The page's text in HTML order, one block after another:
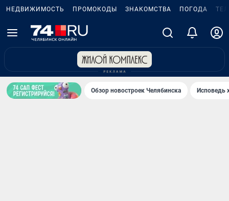
НЕДВИЖИМОСТЬ ПРОМОКОДЫ ЗНАКОМСТВА ПОГОДА
Обзор новостроек Челябинска Исповедь